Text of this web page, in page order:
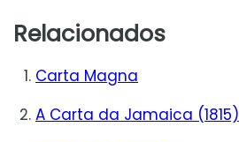
Relacionados
Carta Magna
A Carta da Jamaica (1815)